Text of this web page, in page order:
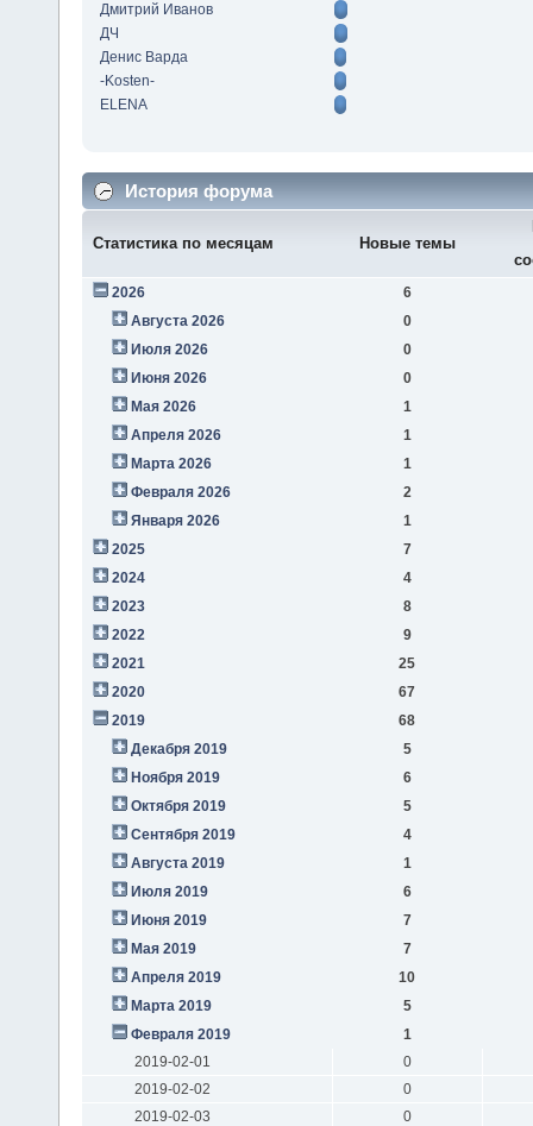
Дмитрий Иванов
ДЧ
Денис Варда
-Kosten-
ELENA
История форума
Статистика по месяцам Новые темы
2026
6
Августа 2026
0
Июля 2026
0
Июня 2026
0
Мая 2026
1
Апреля 2026
1
Марта 2026
1
Февраля 2026
2
Января 2026
1
2025
7
2024
4
2023
8
2022
9
2021
25
2020
67
2019
68
Декабря 2019
5
Ноября 2019
6
Октября 2019
5
Сентября 2019
4
Августа 2019
1
Июля 2019
6
Июня 2019
7
Мая 2019
7
Апреля 2019
10
Марта 2019
5
Февраля 2019
1
2019-02-01
0
2019-02-02
0
2019-02-03
0